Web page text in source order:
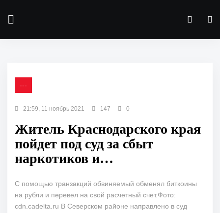
---
21:59, 11 ноябрь 2021 147 0
Житель Краснодарского края
пойдет под суд за сбыт
наркотиков и…
С помощью транзакций обвиняемый обменял биткоины
на рубли и перевел на свой расчетный счет.Фото:
cdn.cadelta.ru В Северском районе направлено в суд